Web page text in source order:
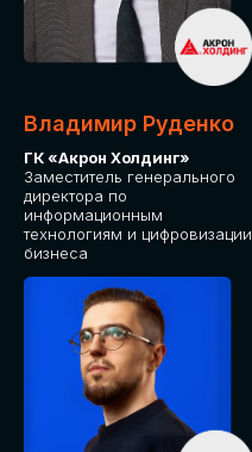
Владимир Руденко
ГК «Акрон Холдинг»
Заместитель генерального
директора по
информационным
технологиям и цифровизации
бизнеса